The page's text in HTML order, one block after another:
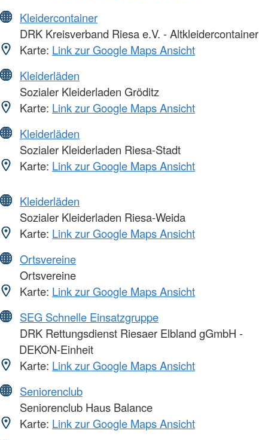
Kleidercontainer
DRK Kreisverband Riesa e.V. - Altkleidercontainer
Karte: Link zur Google Maps Ansicht
Kleiderläden
Sozialer Kleiderladen Gröditz
Karte: Link zur Google Maps Ansicht
Kleiderläden
Sozialer Kleiderladen Riesa-Stadt
Karte: Link zur Google Maps Ansicht
Kleiderläden
Sozialer Kleiderladen Riesa-Weida
Karte: Link zur Google Maps Ansicht
Ortsvereine
Ortsvereine
Karte: Link zur Google Maps Ansicht
SEG Schnelle Einsatzgruppe
DRK Rettungsdienst Riesaer Elbland gGmbH -
DEKON-Einheit
Karte: Link zur Google Maps Ansicht
Seniorenclub
Seniorenclub Haus Balance
Karte: Link zur Google Maps Ansicht